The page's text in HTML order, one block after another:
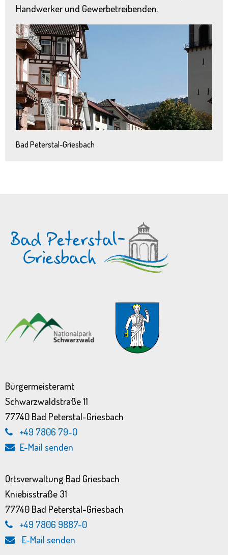
Handwerker und Gewerbetreibenden.
Bad Peterstal-Griesbach
Bürgermeisteramt
Schwarzwaldstraße 11
77740 Bad Peterstal-Griesbach
+49 7806 79-0
E-Mail senden
Ortsverwaltung Bad Griesbach
Kniebisstraße 31
77740 Bad Peterstal-Griesbach
+49 7806 9887-0
E-Mail senden